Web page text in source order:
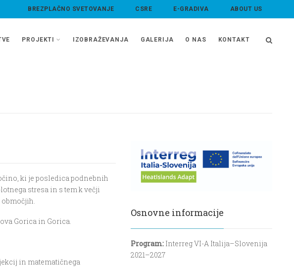
BREZPLAČNO SVETOVANJE CSRE E-GRADIVA ABOUT US
PROJEKTI IZOBRAŽEVANJA GALERIJA O NAS KONTAKT
ki je posledica podnebnih
stresa in s tem k večji
Gorica in Gorica.
in matematičnega
Osnovne informacije
Program: Interreg VI-A Italija–Slovenija
2021–2027